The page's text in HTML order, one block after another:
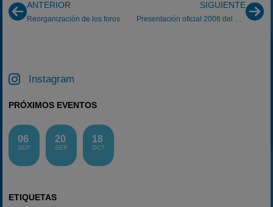
ANTERIOR
Reorganización de los foros
SIGUIENTE
Presentación oficial 2006 del CraksRacing Team
Instagram
PRÓXIMOS EVENTOS
06
SEP
20
SEP
18
OCT
ETIQUETAS